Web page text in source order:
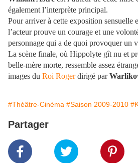
également l’interprète principal.
Pour arriver à cette exposition sensuelle
l’acteur prouve un courage et une
personnage qui a de quoi provoquer un
La scène finale, où Hippolyte gît nu et
belle-mère morte, ressemble assez
images du Roi Rogerdirigé par
#Théâtre-Cinéma #Saison 2009-2010
Partager